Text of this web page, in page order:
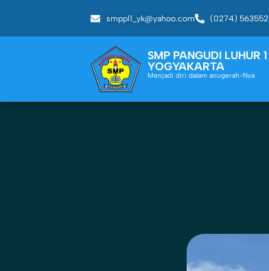
smppl1_yk@yahoo.com (0274) 563552
SMP PANGUDI LUHUR 1
YOGYAKARTA
Menjadi diri dalam anugerah-Nya